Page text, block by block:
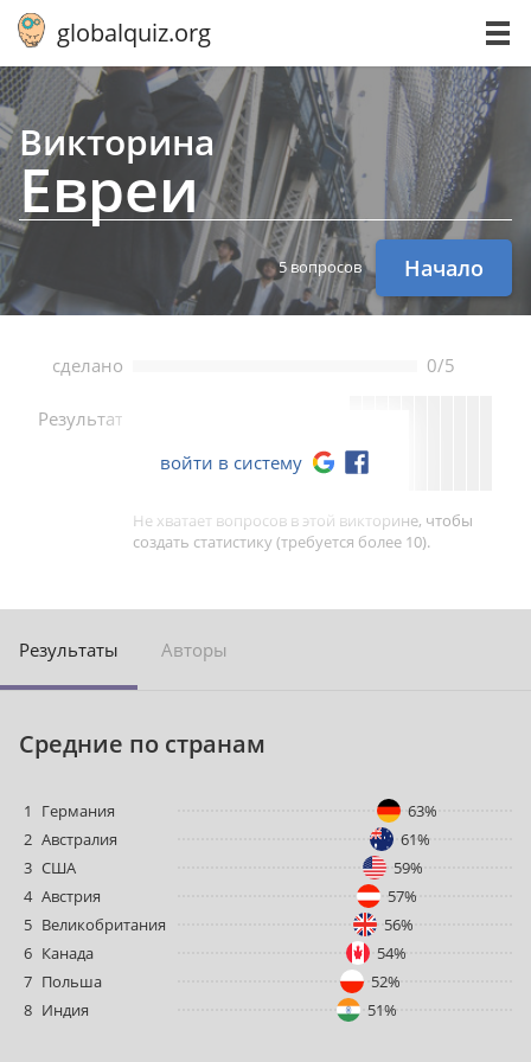
globalquiz.org
Викторина
Евреи
5 вопросов Начало
сделано 0/5
Результат --
Не хватает вопросов в этой викторине, чтобы
создать статистику (требуется более 10).
войти в систему
Результаты Авторы
Средние по странам
1 Германия
63%
2 Австралия
61%
3 США
59%
4 Австрия
57%
5 Великобритания
56%
6 Канада
54%
7 Польша
52%
8 Индия 51%